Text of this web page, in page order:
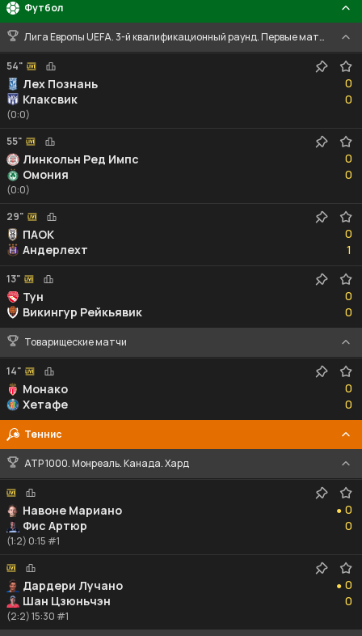
Футбол
Лига Европы UEFA. 3-й квалификационный раунд. Первые матчи
54"
Лех Познань
Клаксвик
0
0
0
0
(0:0)
55"
Линкольн Ред Импс
Омония
0
0
0
0
(0:0)
29"
ПАОК
Андерлехт
0
0
1
1
13"
Тун
Викингур Рейкьявик
0
0
0
0
Товарищеские матчи
14"
Монако
Хетафе
0
0
0
0
Теннис
ATP 1000. Монреаль. Канада. Хард
Навоне Мариано
Фис Артюр
●
0
0
0
0
(1:2) 0:15 #1
Дардери Лучано
Шан Цзюньчэн
●
0
0
0
0
(2:2) 15:30 #1